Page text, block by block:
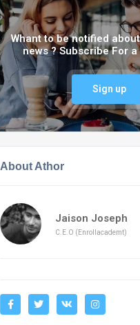
Whant to be notified
news ? Subscribe For
Sign up
About Athor
Jaison Joseph
C.E.O (Enrollacademt)